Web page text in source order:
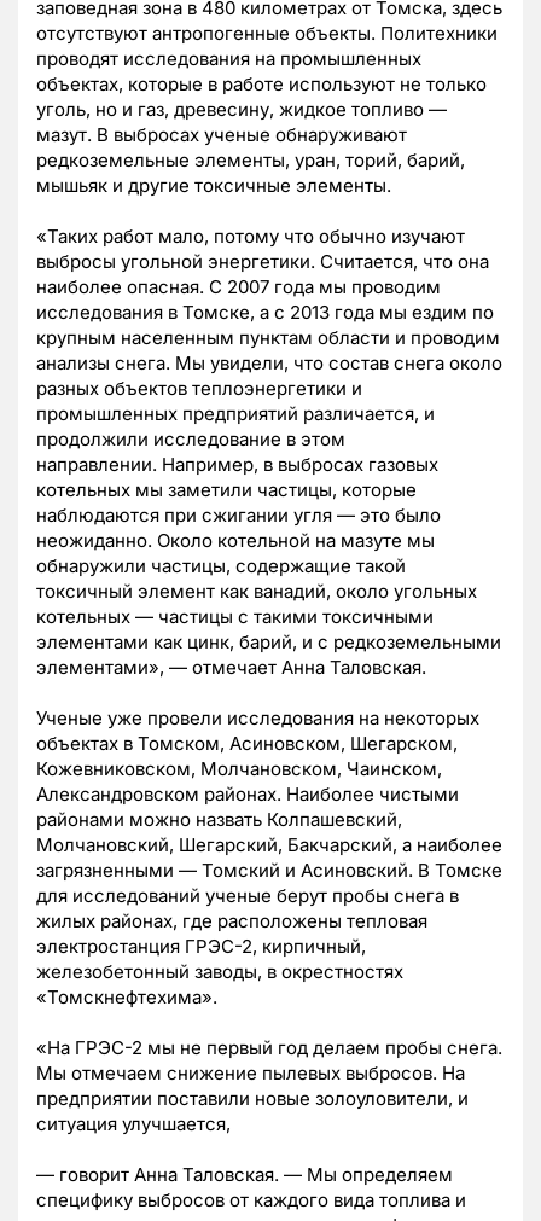
заповедная зона в 480 километрах от Томска, здесь
отсутствуют антропогенные объекты. Политехники
проводят исследования на промышленных
объектах, которые в работе используют не только
уголь, но и газ, древесину, жидкое топливо —
мазут. В выбросах ученые обнаруживают
редкоземельные элементы, уран, торий, барий,
мышьяк и другие токсичные элементы.
«Таких работ мало, потому что обычно изучают
выбросы угольной энергетики. Считается, что она
наиболее опасная. С 2007 года мы проводим
исследования в Томске, а с 2013 года мы ездим по
крупным населенным пунктам области и проводим
анализы снега. Мы увидели, что состав снега около
разных объектов теплоэнергетики и
промышленных предприятий различается, и
продолжили исследование в этом
направлении. Например, в выбросах газовых
котельных мы заметили частицы, которые
наблюдаются при сжигании угля — это было
неожиданно. Около котельной на мазуте мы
обнаружили частицы, содержащие такой
токсичный элемент как ванадий, около угольных
котельных — частицы с такими токсичными
элементами как цинк, барий, и с редкоземельными
элементами», — отмечает Анна Таловская.
Ученые уже провели исследования на некоторых
объектах в Томском, Асиновском, Шегарском,
Кожевниковском, Молчановском, Чаинском,
Александровском районах. Наиболее чистыми
районами можно назвать Колпашевский,
Молчановский, Шегарский, Бакчарский, а наиболее
загрязненными — Томский и Асиновский. В Томске
для исследований ученые берут пробы снега в
жилых районах, где расположены тепловая
электростанция ГРЭС-2, кирпичный,
железобетонный заводы, в окрестностях
«Томскнефтехима».
«На ГРЭС-2 мы не первый год делаем пробы снега.
Мы отмечаем снижение пылевых выбросов. На
предприятии поставили новые золоуловители, и
ситуация улучшается,
— говорит Анна Таловская. — Мы определяем
специфику выбросов от каждого вида топлива и